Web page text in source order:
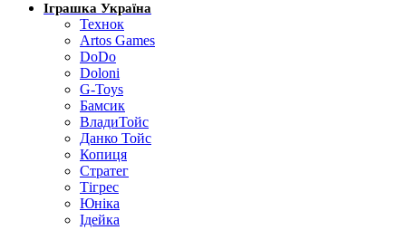
Іграшка Україна
Технок
Artos Games
DoDo
Doloni
G-Toys
Бамсик
ВладиТойс
Данко Тойс
Копиця
Стратег
Тігрес
Юніка
Ідейка